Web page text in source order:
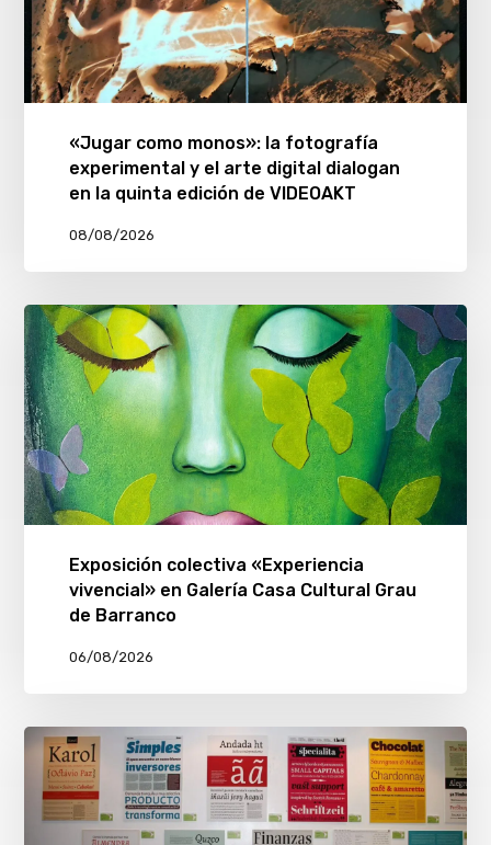
«Jugar como monos»: la fotografía
experimental y el arte digital dialogan
en la quinta edición de VIDEOAKT
08/08/2026
Exposición colectiva «Experiencia
vivencial» en Galería Casa Cultural Grau
de Barranco
06/08/2026